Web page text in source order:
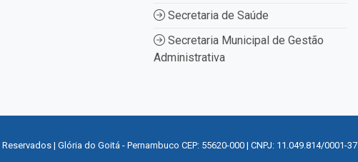
Secretaria de Saúde
Secretaria Municipal de Gestão
Administrativa
| Glória do Goitá - Pernambuco CEP: 55620-000 | CNPJ: 11.049.814/0001-37